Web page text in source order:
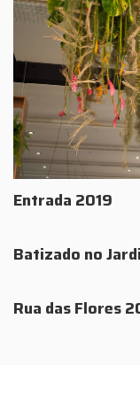
Entrada 2019
Batizado no
Rua das Flores